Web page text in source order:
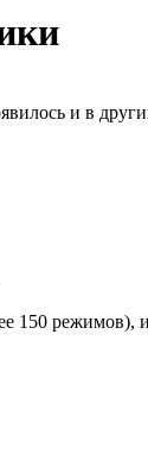
и в
150 режимов),